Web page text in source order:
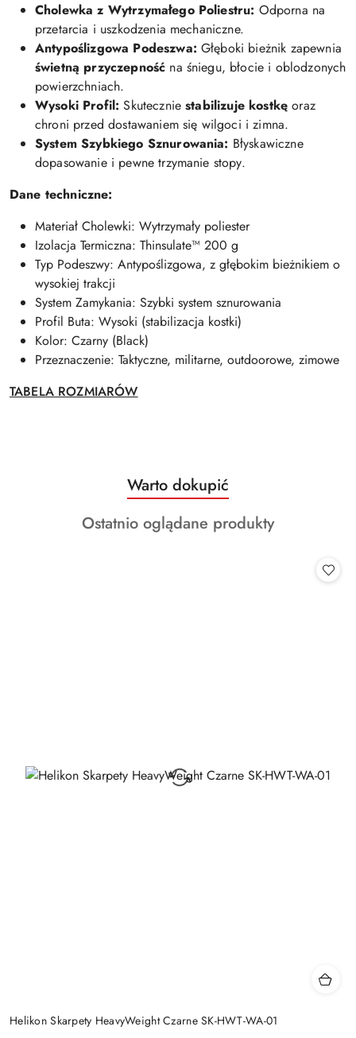
Cholewka z Wytrzymałego Poliestru: Odporna na
przetarcia i uszkodzenia mechaniczne.
Antypoślizgowa Podeszwa: Głęboki bieżnik zapewnia
świetną przyczepność na śniegu, błocie i oblodzonych
powierzchniach.
Wysoki Profil: Skuteczniestabilizuje kostkę oraz
chroni przed dostawaniem się wilgoci i zimna.
System Szybkiego Sznurowania: Błyskawiczne
dopasowanie i pewne trzymanie stopy.
Dane techniczne:
Materiał Cholewki: Wytrzymały poliester
Izolacja Termiczna: Thinsulate™ 200 g
Typ Podeszwy: Antypoślizgowa, z głębokim bieżnikiem o
wysokiej trakcji
System Zamykania: Szybki system sznurowania
Profil Buta: Wysoki (stabilizacja kostki)
Kolor: Czarny (Black)
Przeznaczenie: Taktyczne, militarne, outdoorowe, zimowe
TABELA ROZMIARÓW
Pomiń karuzelę produktów
Produkty
o
statusie:
Warto dokupić
Produkty
Ostatnio oglądane produkty
Helikon Skarpety HeavyWeight Czarne SK-HWT-WA-01